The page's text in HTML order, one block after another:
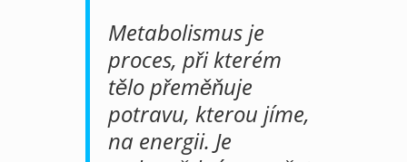
Metabolismus je
proces, při kterém
tělo přeměňuje
potravu, kterou jíme,
na energii. Je